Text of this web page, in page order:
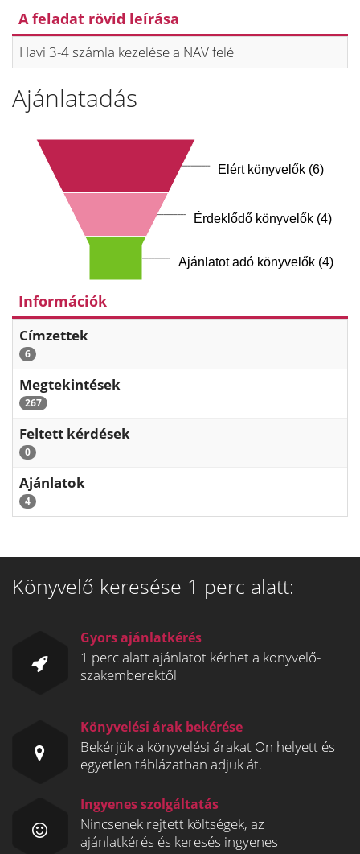
A feladat rövid leírása
Havi 3-4 számla kezelése a NAV felé
Ajánlatadás
Elért könyvelők (6)
Érdeklődő könyvelők (4)
Ajánlatot adó könyvelők (4)
Információk
Címzettek
6
Megtekintések
267
Feltett kérdések
0
Ajánlatok
4
Könyvelő keresése 1 perc alatt:
Gyors ajánlatkérés
1 perc alatt ajánlatot kérhet a könyvelő-
szakemberektől
Könyvelési árak bekérése
Bekérjük a könyvelési árakat Ön helyett és
egyetlen táblázatban adjuk át.
Ingyenes szolgáltatás
Nincsenek rejtett költségek, az
ajánlatkérés és keresés ingyenes